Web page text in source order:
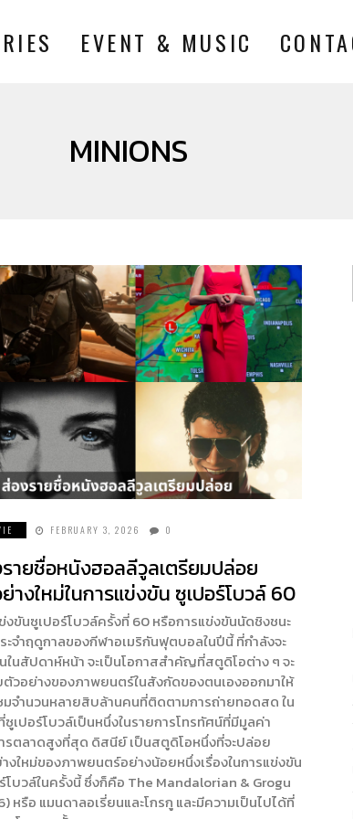
EVENT & MUSIC
MINIONS
FEBRUARY 3, 2026 0
ายชื่อหนังฮอลลีวูลเตรียมปล่อย
างใหม่ในการแข่งขัน ซูเปอร์โบวล์ 60
งขันซูเปอร์โบวล์ครั้งที่ 60 หรือการแข่งขันนัดชิงชนะ
ะจำฤดูกาลของกีฬาอเมริกันฟุตบอลในปีนี้ ที่กำลังจะ
ในสัปดาห์หน้า จะเป็นโอกาสสำคัญที่สตูดิโอต่าง ๆ จะ
วอย่างของภาพยนตร์ในสังกัดของตนเองออกมาให้
จำนวนหลายสิบล้านคนที่ติดตามการถ่ายทอดสด ใน
ซูเปอร์โบวล์เป็นหนึ่งในรายการโทรทัศน์ที่มีมูลค่า
รตลาดสูงที่สุด ดิสนีย์ เป็นสตูดิโอหนึ่งที่จะปล่อย
งใหม่ของภาพยนตร์อย่างน้อยหนึ่งเรื่องในการแข่งขัน
โบวล์ในครั้งนี้ ซึ่งก็คือ The Mandalorian & Grogu
หรือ แมนดาลอเรี่ยนและโกรกู และมีความเป็นไปได้ที่